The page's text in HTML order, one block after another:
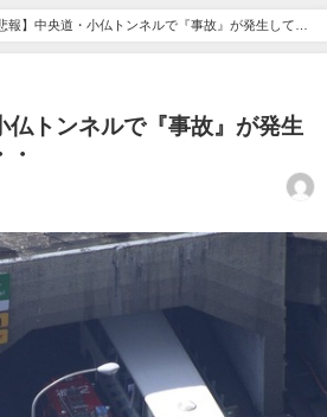
悲報】中央道・小仏トンネルで『事故』が発生してし
仏トンネルで『事故』が発生